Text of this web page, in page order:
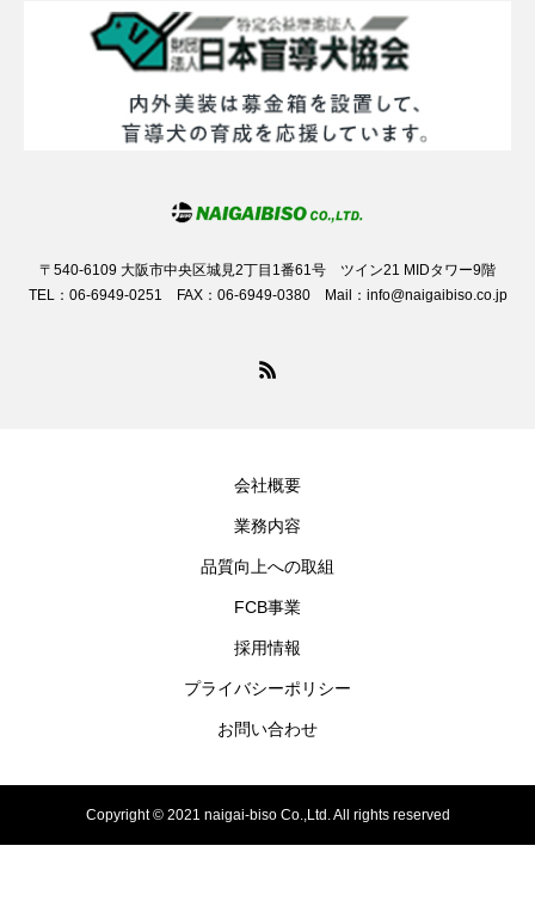
〒540-6109 大阪市中央区城見2丁目1番61号 ツイン21 MIDタワー9階
TEL：06-6949-0251 FAX：06-6949-0380 Mail：info@naigaibiso.co.jp
会社概要
業務内容
品質向上への取組
FCB事業
採用情報
プライバシーポリシー
お問い合わせ
Copyright © 2021 naigai-biso Co.,Ltd. All rights reserved